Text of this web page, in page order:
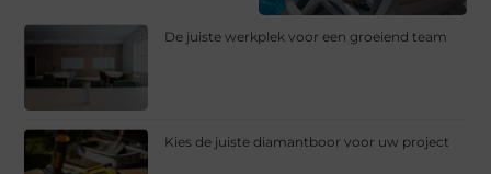
De juiste werkplek voor een groeiend team
Kies de juiste diamantboor voor uw project